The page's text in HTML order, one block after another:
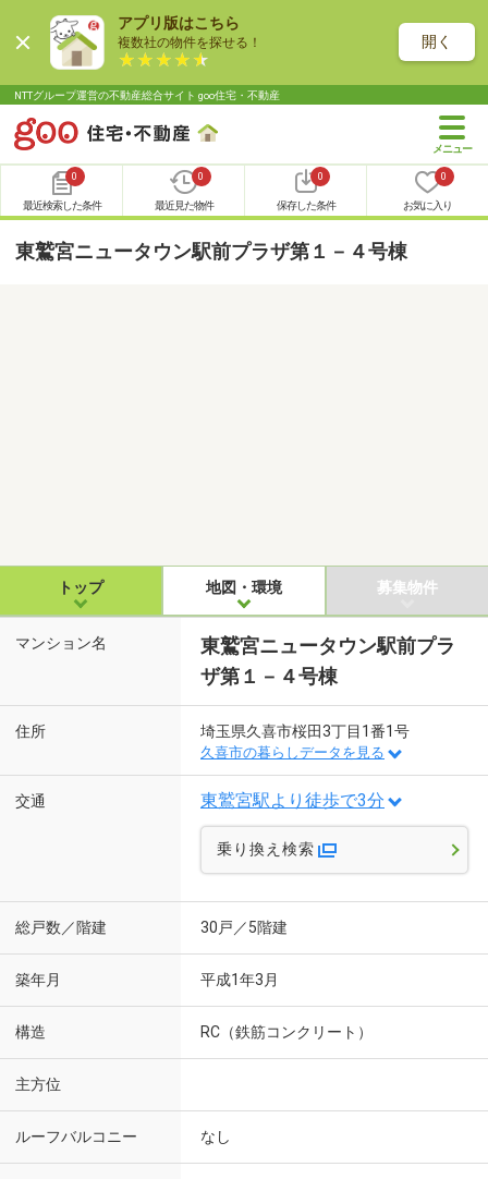
アプリ版はこちら
複数社の物件を探せる！ 開く
NTTグループ運営の不動産総合サイト goo住宅・不動産
0
最近検索した条件
0
最近見た物件
0
保存した条件
0
お気に入り
東鷲宮ニュータウン駅前プラザ第１－４号棟
トップ 地図・環境 募集物件
マンション名
東鷲宮ニュータウン駅前プラ
ザ第１－４号棟
住所 埼玉県久喜市桜田3丁目1番1号
久喜市の暮らしデータを見る
交通 東鷲宮駅より徒歩で3分
乗り換え検索
総戸数／階建 30戸／5階建
築年月 平成1年3月
構造 RC（鉄筋コンクリート）
主方位
ルーフバルコニー なし